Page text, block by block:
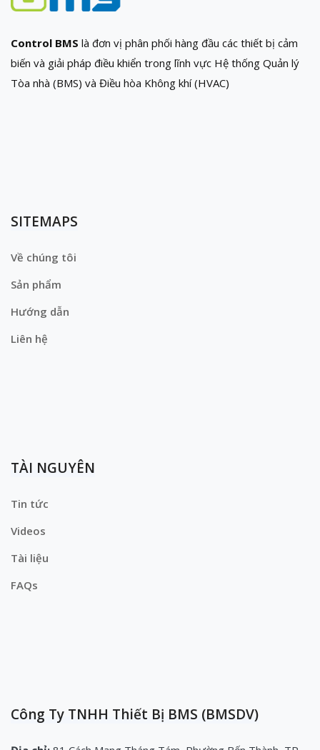
Control BMS là đơn vị phân phối hàng đầu các thiết bị cảm
biến và giải pháp điều khiển trong lĩnh vực Hệ thống Quản lý
Tòa nhà (BMS) và Điều hòa Không khí (HVAC)
SITEMAPS
Về chúng tôi
Sản phẩm
Hướng dẫn
Liên hệ
TÀI NGUYÊN
Tin tức
Videos
Tài liệu
FAQs
Công Ty TNHH Thiết Bị BMS (BMSDV)